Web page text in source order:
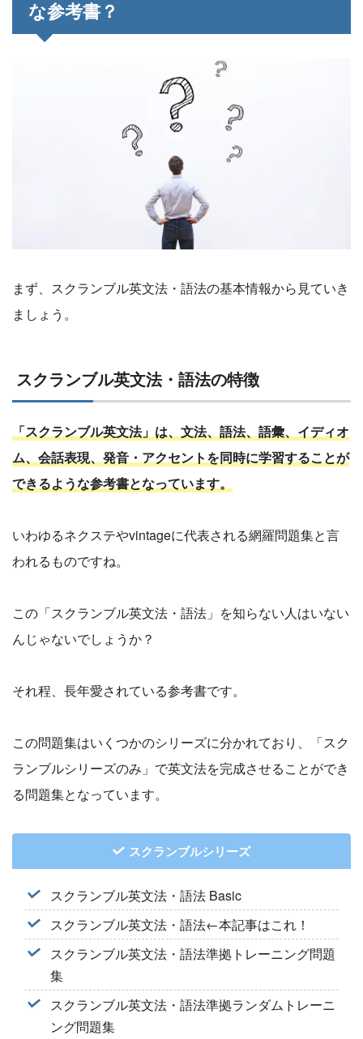
な参考書？
まず、スクランブル英文法・語法の基本情報から見ていき
ましょう。
スクランブル英文法・語法の特徴
「スクランブル英文法」は、文法、語法、語彙、イディオ
ム、会話表現、発音・アクセントを同時に学習することが
できるような参考書となっています。
いわゆるネクステやvintageに代表される網羅問題集と言
われるものですね。
この「スクランブル英文法・語法」を知らない人はいない
んじゃないでしょうか？
それ程、長年愛されている参考書です。
この問題集はいくつかのシリーズに分かれており、「スク
ランブルシリーズのみ」で英文法を完成させることができ
る問題集となっています。
スクランブルシリーズ
スクランブル英文法・語法 Basic
スクランブル英文法・語法←本記事はこれ！
スクランブル英文法・語法準拠トレーニング問題
集
スクランブル英文法・語法準拠ランダムトレーニ
ング問題集